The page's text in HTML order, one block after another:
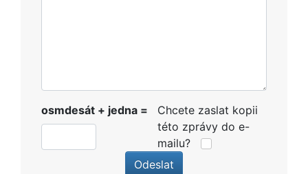
osmdesát + jedna =
Chcete zaslat kopii
této zprávy do e-
mailu?
Odeslat